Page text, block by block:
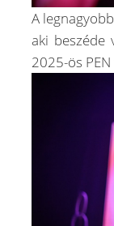
A
aki beszéde
2025-ös